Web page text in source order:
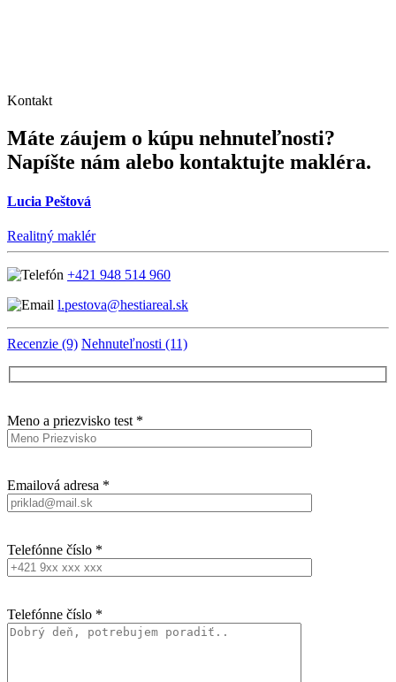
Kontakt
Máte záujem o kúpu nehnuteľnosti?
Napíšte nám alebo kontaktujte makléra.
Lucia Peštová
Realitný maklér
+421 948 514 960
l.pestova@hestiareal.sk
Recenzie (9) Nehnuteľnosti (11)
Meno a priezvisko test *
Emailová adresa *
Telefónne číslo *
Telefónne číslo *